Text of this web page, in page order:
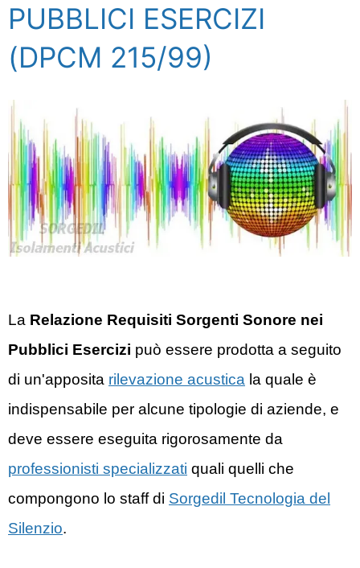
PUBBLICI ESERCIZI
(DPCM 215/99)
La Relazione Requisiti Sorgenti Sonore nei
Pubblici Esercizi può essere prodotta a seguito
di un'apposita rilevazione acustica la quale è
indispensabile per alcune tipologie di aziende, e
deve essere eseguita rigorosamente da
professionisti specializzati quali quelli che
compongono lo staff di Sorgedil Tecnologia del
Silenzio.